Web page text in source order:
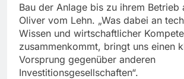
Bau der Anlage bis zu ihrem Betrieb
Oliver vom Lehn. „Was dabei an
Wissen und wirtschaftlicher
zusammenkommt, bringt uns einen
Vorsprung gegenüber anderen
Investitionsgesellschaften“.